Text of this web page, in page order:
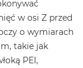
w osi Z przed
o wymiarach
takie jak
PEI,